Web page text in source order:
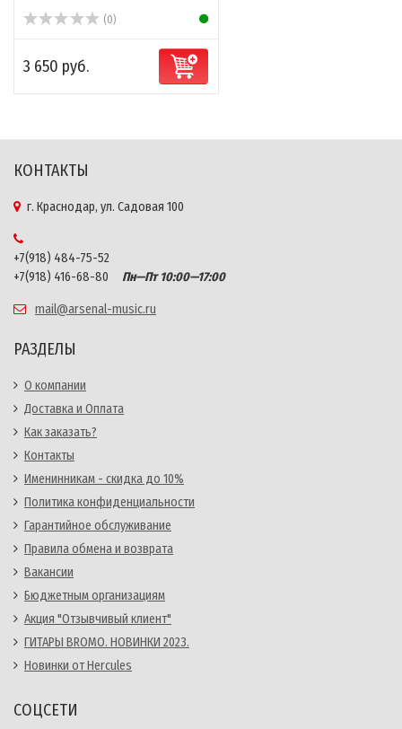
(0)
3 650 руб.
КОНТАКТЫ
г. Краснодар, ул. Садовая 100
+7(918) 484-75-52
+7(918) 416-68-80
Пн—Пт 10:00—17:00
mail@arsenal-music.ru
РАЗДЕЛЫ
О компании
Доставка и Оплата
Как заказать?
Контакты
Именинникам - скидка до 10%
Политика конфиденциальности
Гарантийное обслуживание
Правила обмена и возврата
Вакансии
Бюджетным организациям
Акция "Отзывчивый клиент"
ГИТАРЫ BROMO. НОВИНКИ 2023.
Новинки от Hercules
СОЦСЕТИ